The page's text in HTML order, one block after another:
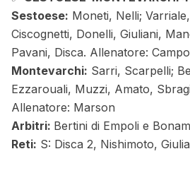
Sestoese: Moneti, Nelli;
Ciscognetti, Donelli, Giuliani,
Pavani, Disca. Allenatore:
Montevarchi: Sarri, Scarpelli;
Ezzarouali, Muzzi, Amato,
Allenatore: Marson
Arbitri: Bertini di Empoli e
Reti: S: Disca 2, Nishimoto,